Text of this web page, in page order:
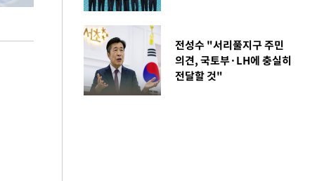
전성수 "서리풀지구 주민
의견, 국토부·LH에 충실히
전달할 것"